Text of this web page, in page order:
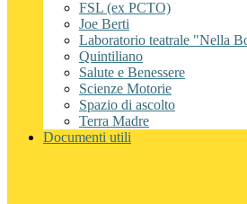
FSL (ex PCTO)
Joe Berti
Laboratorio teatrale "Nella
Quintiliano
Salute e Benessere
Scienze Motorie
Spazio di ascolto
Terra Madre
Documenti utili